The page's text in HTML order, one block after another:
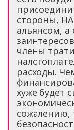
стороны,
альянсом, а
члены
расходы.
хуже будет
сожалению,